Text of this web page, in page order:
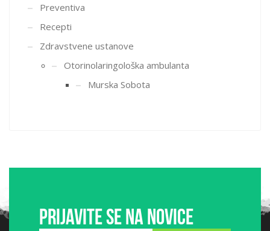
Preventiva
Recepti
Zdravstvene ustanove
Otorinolaringološka ambulanta
Murska Sobota
Prijavite se na novice